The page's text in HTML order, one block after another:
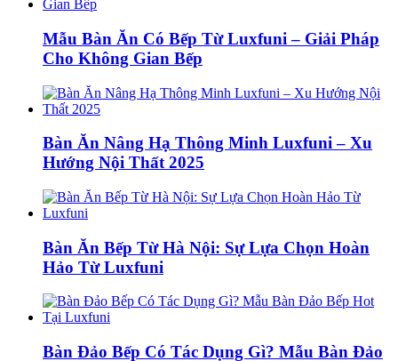
Mẫu Bàn Ăn Có Bếp Từ Luxfuni – Giải Pháp
Cho Không Gian Bếp
Bàn Ăn Nâng Hạ Thông Minh Luxfuni – Xu
Hướng Nội Thất 2025
Bàn Ăn Bếp Từ Hà Nội: Sự Lựa Chọn Hoàn
Hảo Từ Luxfuni
Bàn Đảo Bếp Có Tác Dụng Gì? Mẫu Bàn Đảo